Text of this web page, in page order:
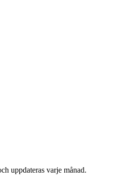
uppdateras varje månad.